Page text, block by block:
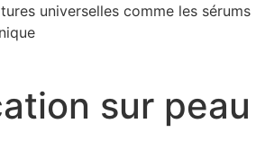
universelles comme les sérums
sur peau